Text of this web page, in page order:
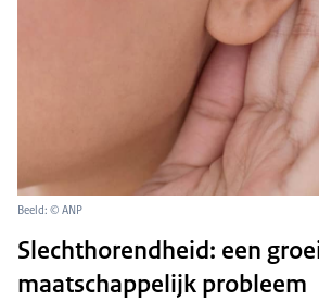
Beeld: © ANP
Slechthorendheid: een
maatschappelijk probleem